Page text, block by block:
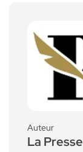
Auteur
La Presse